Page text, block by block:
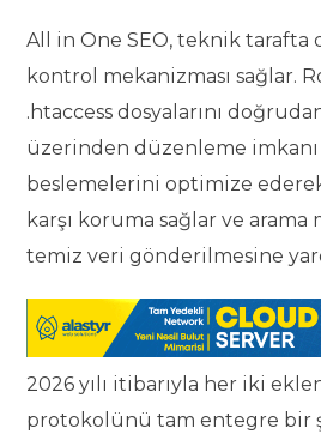
All in One SEO, teknik tarafta
kontrol mekanizması sağlar.
.htaccess dosyalarını
üzerinden düzenleme imkanı
beslemelerini optimize ederek
karşı koruma sağlar ve arama
temiz veri gönderilmesine
2026 yılı itibarıyla her iki
protokolünü tam entegre bir